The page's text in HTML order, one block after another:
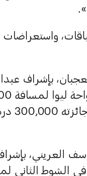
الحفل الختامي على 7
بإشراف
العريني،